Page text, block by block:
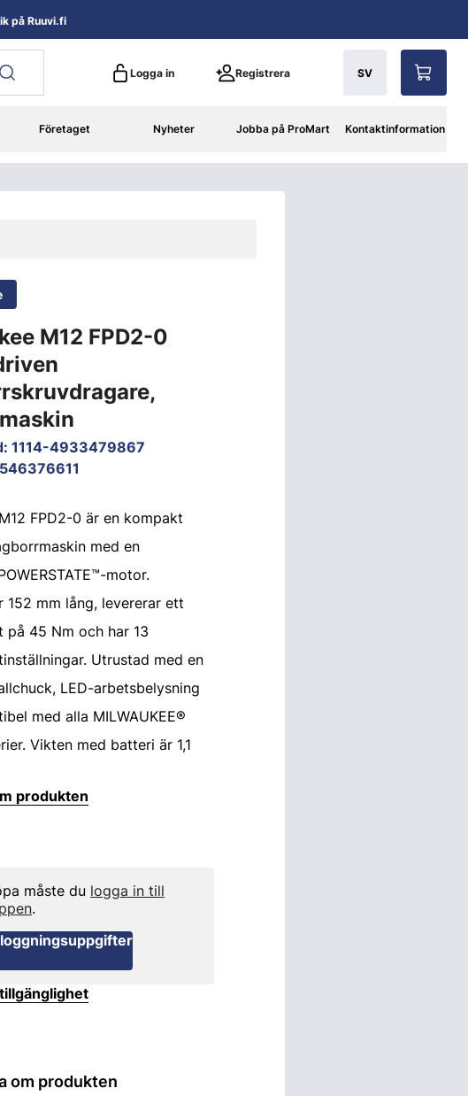
Logga in Registrera SV
Företaget Nyheter Jobba på ProMart Kontaktinformation
på Ruuvi.fi
M12 FPD2-0
: 1114-4933479867
FPD2-0 är en kompakt
med en
motor.
152 mm lång, levererar ett
på 45 Nm och har 13
Utrustad med en
LED-arbetsbelysning
med alla MILWAUKEE®
Vikten med batteri är 1,1
produkten
måste du logga in till
.
om produkten